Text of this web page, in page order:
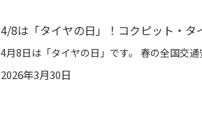
4/8は「タイヤの日」！コクピット・タ
2026年3月30日